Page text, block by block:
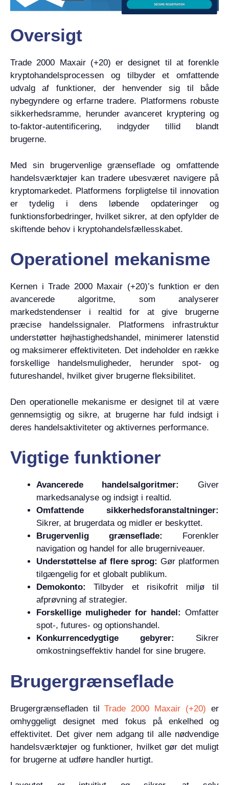
Oversigt
Trade 2000 Maxair (+20) er designet til at forenkle
kryptohandelsprocessen og tilbyder et omfattende
udvalg af funktioner, der henvender sig til både
nybegyndere og erfarne tradere. Platformens robuste
sikkerhedsramme, herunder avanceret kryptering og
to-faktor-autentificering, indgyder tillid blandt
brugerne.
Med sin brugervenlige grænseflade og omfattende
handelsværktøjer kan tradere ubesværet navigere på
kryptomarkedet. Platformens forpligtelse til innovation
er tydelig i dens løbende opdateringer og
funktionsforbedringer, hvilket sikrer, at den opfylder de
skiftende behov i kryptohandelsfællesskabet.
Operationel mekanisme
Kernen i Trade 2000 Maxair (+20)’s funktion er den
avancerede algoritme, som analyserer
markedstendenser i realtid for at give brugerne
præcise handelssignaler. Platformens infrastruktur
understøtter højhastighedshandel, minimerer latenstid
og maksimerer effektiviteten. Det indeholder en række
forskellige handelsmuligheder, herunder spot- og
futureshandel, hvilket giver brugerne fleksibilitet.
Den operationelle mekanisme er designet til at være
gennemsigtig og sikre, at brugerne har fuld indsigt i
deres handelsaktiviteter og aktivernes performance.
Vigtige funktioner
Avancerede handelsalgoritmer:
Giver
markedsanalyse og indsigt i realtid.
Omfattende sikkerhedsforanstaltninger:
Sikrer, at brugerdata og midler er beskyttet.
Brugervenlig grænseflade:
Forenkler
navigation og handel for alle brugerniveauer.
Understøttelse af flere sprog: Gør platformen
tilgængelig for et globalt publikum.
Demokonto:
Tilbyder et risikofrit miljø til
afprøvning af strategier.
Forskellige muligheder for handel: Omfatter
spot-, futures- og optionshandel.
Konkurrencedygtige gebyrer:
Sikrer
omkostningseffektiv handel for sine brugere.
Brugergrænseflade
Brugergrænsefladen til Trade 2000 Maxair (+20) er
omhyggeligt designet med fokus på enkelhed og
effektivitet. Det giver nem adgang til alle nødvendige
handelsværktøjer og funktioner, hvilket gør det muligt
for brugerne at udføre handler hurtigt.